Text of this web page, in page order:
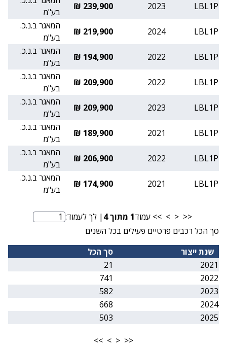
LBL1P
2023
239,900 ₪
בע"מ
LBL1P
2024
219,900 ₪
המאגר ב.נ.כ.
בע"מ
LBL1P
2022
194,900 ₪
המאגר ב.נ.כ.
בע"מ
LBL1P
2022
209,900 ₪
המאגר ב.נ.כ.
בע"מ
LBL1P
2023
209,900 ₪
המאגר ב.נ.כ.
בע"מ
LBL1P
2021
189,900 ₪
המאגר ב.נ.כ.
בע"מ
LBL1P
2022
206,900 ₪
המאגר ב.נ.כ.
בע"מ
LBL1P
2021
174,900 ₪
המאגר ב.נ.כ.
בע"מ
<<
<
>
>> עמוד1 מתוך4 מספר עמוד
| לך לעמוד:
סך הכל רכבים פרטיים פעילים בכל השנים
שנת ייצור
סך הכל
2021
21
2022
741
2023
582
2024
668
2025
503
<<
<
>
>>